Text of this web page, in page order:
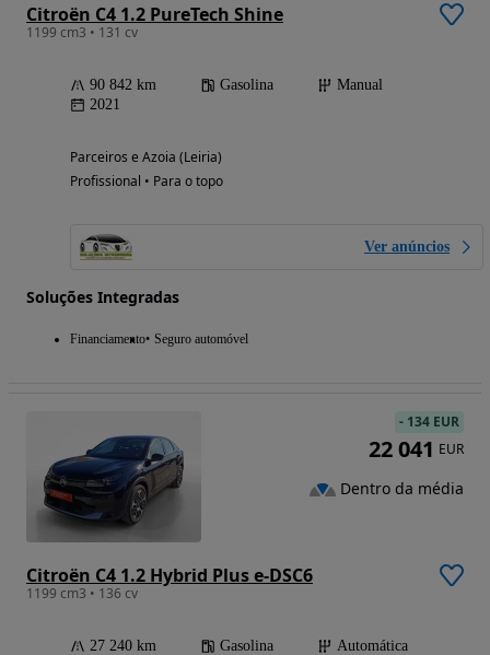
Citroën C4 1.2 PureTech Shine
1199 cm3 • 131 cv
90 842 km Gasolina
Manual
2021
Parceiros e Azoia (Leiria)
Profissional • Para o topo
Ver anúncios
Soluções Integradas
Financiamento Seguro automóvel
Citroën C4 1.2 Hybrid Plus e-DSC6
1199 cm3 • 136 cv
27 240 km Gasolina
Automática
- 134 EUR
22 041 EUR
Dentro da média